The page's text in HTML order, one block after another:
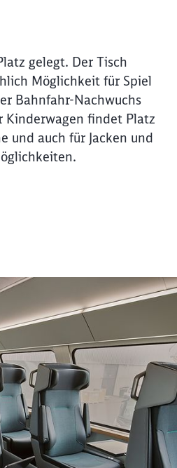
gelegt. Der Tisch
Möglichkeit für Spiel
Bahnfahr-Nachwuchs
Kinderwagen findet Platz
und auch für Jacken und